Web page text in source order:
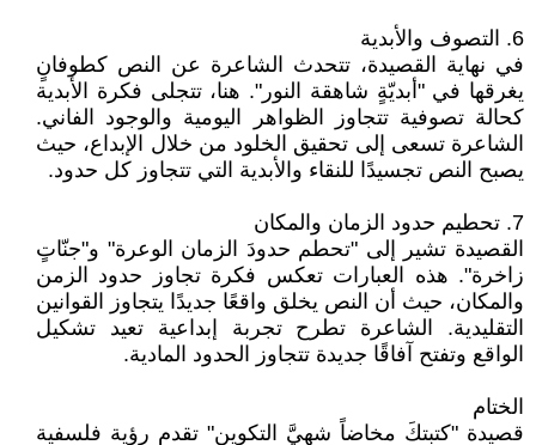
6. التصوف والأبدية
في نهاية القصيدة، تتحدث الشاعرة عن النص كطوفانٍ
يغرقها في "أبديّةٍ شاهقة النور". هنا، تتجلى فكرة الأبدية
كحالة تصوفية تتجاوز الظواهر اليومية والوجود الفاني.
الشاعرة تسعى إلى تحقيق الخلود من خلال الإبداع، حيث
يصبح النص تجسيدًا للنقاء والأبدية التي تتجاوز كل حدود.
7. تحطيم حدود الزمان والمكان
القصيدة تشير إلى "تحطم حدودَ الزمان الوعرة" و"جنّاتٍ
زاخرة". هذه العبارات تعكس فكرة تجاوز حدود الزمن
والمكان، حيث أن النص يخلق واقعًا جديدًا يتجاوز القوانين
التقليدية. الشاعرة تطرح تجربة إبداعية تعيد تشكيل
الواقع وتفتح آفاقًا جديدة تتجاوز الحدود المادية.
الختام
قصيدة "كتبتكَ مخاضاً شهيَّ التكوين" تقدم رؤية فلسفية